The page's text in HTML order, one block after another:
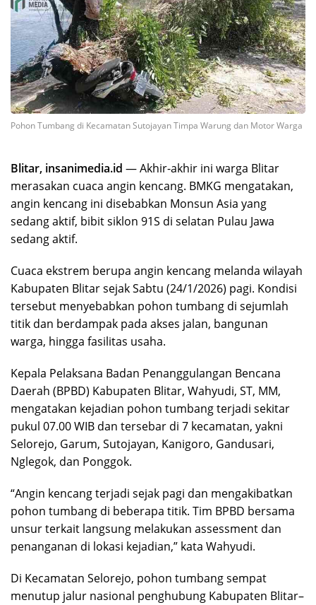
Pohon Tumbang di Kecamatan Sutojayan Timpa Warung dan Motor Warga
Blitar, insanimedia.id — Akhir-akhir ini warga Blitar
merasakan cuaca angin kencang. BMKG mengatakan,
angin kencang ini disebabkan Monsun Asia yang
sedang aktif, bibit siklon 91S di selatan Pulau Jawa
sedang aktif.
Cuaca ekstrem berupa angin kencang melanda wilayah
Kabupaten Blitar sejak Sabtu (24/1/2026) pagi. Kondisi
tersebut menyebabkan pohon tumbang di sejumlah
titik dan berdampak pada akses jalan, bangunan
warga, hingga fasilitas usaha.
Kepala Pelaksana Badan Penanggulangan Bencana
Daerah (BPBD) Kabupaten Blitar, Wahyudi, ST, MM,
mengatakan kejadian pohon tumbang terjadi sekitar
pukul 07.00 WIB dan tersebar di 7 kecamatan, yakni
Selorejo, Garum, Sutojayan, Kanigoro, Gandusari,
Nglegok, dan Ponggok.
“Angin kencang terjadi sejak pagi dan mengakibatkan
pohon tumbang di beberapa titik. Tim BPBD bersama
unsur terkait langsung melakukan assessment dan
penanganan di lokasi kejadian,” kata Wahyudi.
Di Kecamatan Selorejo, pohon tumbang sempat
menutup jalur nasional penghubung Kabupaten Blitar–